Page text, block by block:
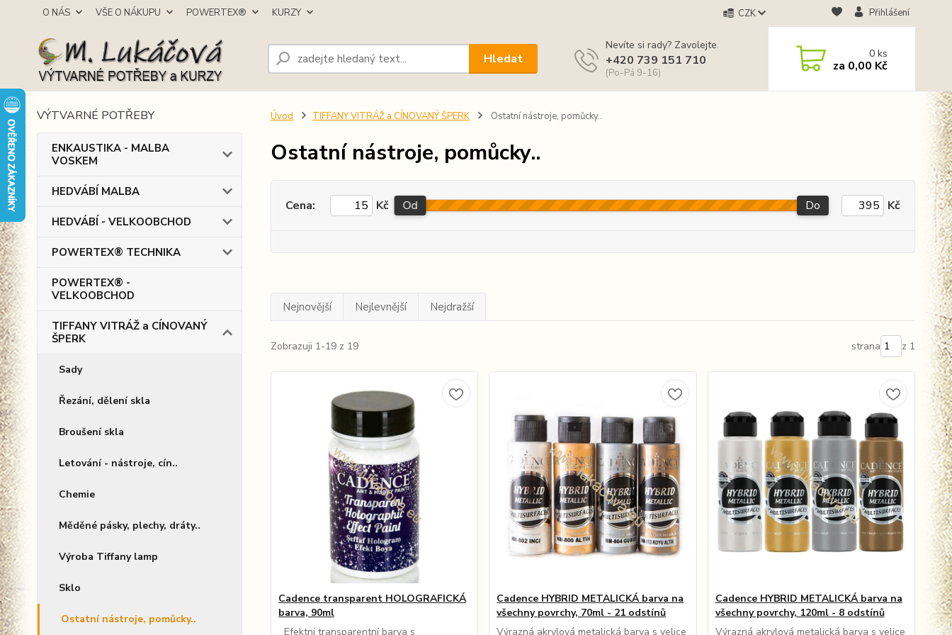
O NÁS VŠE O NÁKUPU POWERTEX® KURZY CZK Přihlášení
Hledat
Nevíte si rady? Zavolejte.
+420 739 151 710
(Po-Pá 9-16)
0ks
za 0,00 Kč
VÝTVARNÉ POTŘEBY
ENKAUSTIKA - MALBA
VOSKEM
HEDVÁBÍ MALBA
HEDVÁBÍ - VELKOOBCHOD
POWERTEX® TECHNIKA
POWERTEX® -
VELKOOBCHOD
TIFFANY VITRÁŽ a CÍNOVANÝ
ŠPERK
Sady
Řezání, dělení skla
Broušení skla
Letování - nástroje, cín..
Chemie
Měděné pásky, plechy, dráty..
Výroba Tiffany lamp
Sklo
Ostatní nástroje, pomůcky..
Úvod TIFFANY VITRÁŽ a CÍNOVANÝ ŠPERK Ostatní nástroje, pomůcky..
Ostatní nástroje, pomůcky..
Cena: Kč Od Do Kč
Nejnovější Nejlevnější Nejdražší
Zobrazuji 1-19 z 19 strana z 1
Cadence transparent HOLOGRAFICKÁ
barva, 90ml
Efektní transparentní barva s
Cadence HYBRID METALICKÁ barva na
všechny povrchy, 70ml - 21 odstínů
Výrazná akrylová metalická barva s velice
Cadence HYBRID METALICKÁ barva na
všechny povrchy, 120ml - 8 odstínů
Výrazná akrylová metalická barva s velice